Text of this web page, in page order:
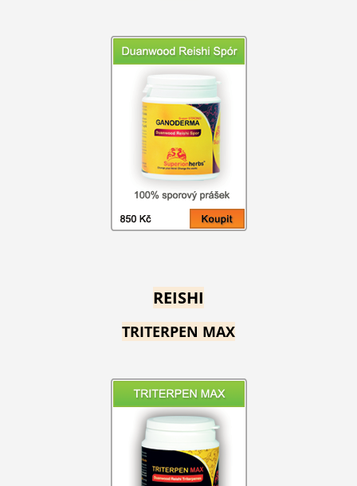
REISHI
TRITERPEN MAX